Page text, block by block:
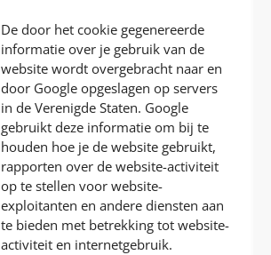
De door het cookie gegenereerde
informatie over je gebruik van de
website wordt overgebracht naar en
door Google opgeslagen op servers
in de Verenigde Staten. Google
gebruikt deze informatie om bij te
houden hoe je de website gebruikt,
rapporten over de website-activiteit
op te stellen voor website-
exploitanten en andere diensten aan
te bieden met betrekking tot website-
activiteit en internetgebruik.